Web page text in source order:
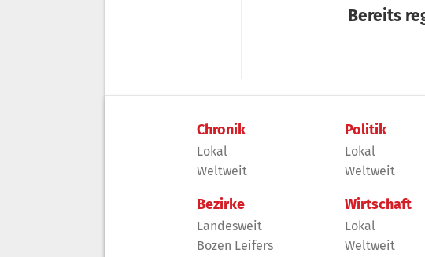
Chronik
Lokal
Weltweit
Bezirke
Landesweit
Bozen Leifers
Politik
Lokal
Weltweit
Wirtschaft
Lokal
Weltweit